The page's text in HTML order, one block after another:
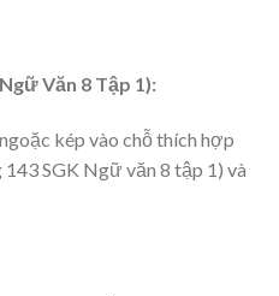
Văn 8 Tập 1):
kép vào chỗ thích hợp
SGK Ngữ văn 8 tập 1) và